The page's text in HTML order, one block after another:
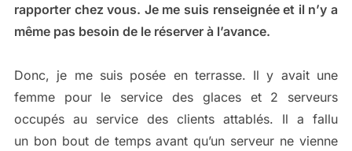
rapporter chez vous. Je me suis renseignée et il n’y a
même pas besoin de le réserver à l’avance.
Donc, je me suis posée en terrasse. Il y avait une
femme pour le service des glaces et 2 serveurs
occupés au service des clients attablés. Il a fallu
un bon bout de temps avant qu’un serveur ne vienne